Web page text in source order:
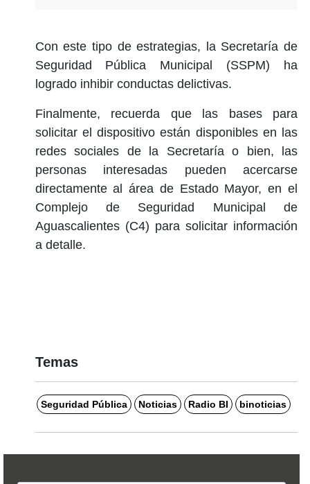
Con este tipo de estrategias, la Secretaría de
Seguridad Pública Municipal (SSPM) ha
logrado inhibir conductas delictivas.
Finalmente, recuerda que las bases para
solicitar el dispositivo están disponibles en las
redes sociales de la Secretaría o bien, las
personas interesadas pueden acercarse
directamente al área de Estado Mayor, en el
Complejo de Seguridad Municipal de
Aguascalientes (C4) para solicitar información
a detalle.
Temas
Seguridad Pública Noticias Radio BI binoticias